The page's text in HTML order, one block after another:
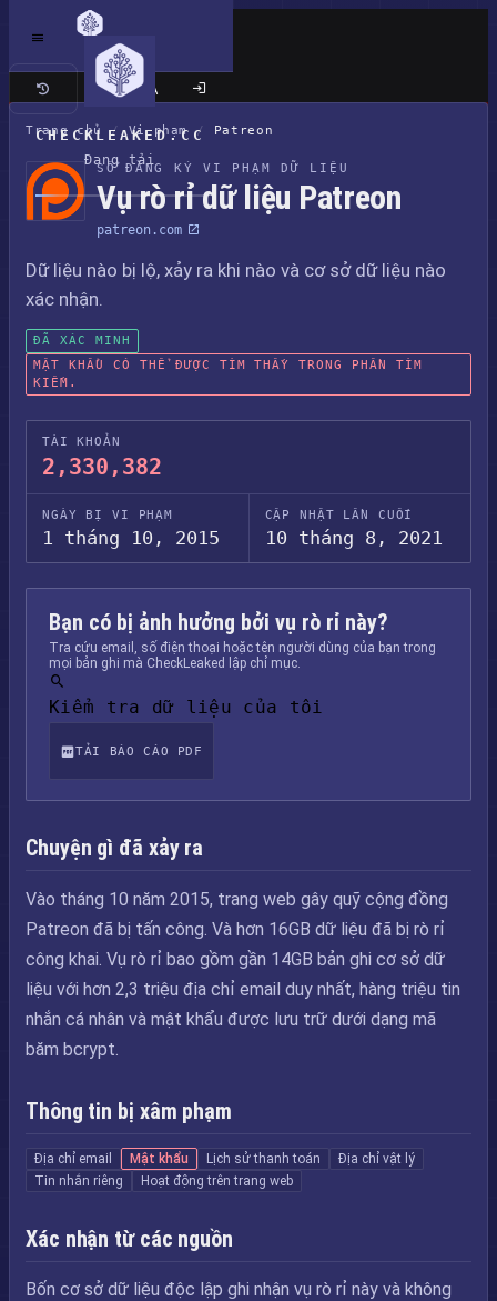
CHECKLEAKED.CC
Đang tải
Trang cổ điển
Trang chủ / Vi phạm / Patreon
SỔ ĐĂNG KÝ VI PHẠM DỮ LIỆU
Vụ rò rỉ dữ liệu Patreon
patreon.com
Dữ liệu nào bị lộ, xảy ra khi nào và cơ sở dữ liệu nào
xác nhận.
ĐÃ XÁC MINH
MẬT KHẨU CÓ THỂ ĐƯỢC TÌM THẤY TRONG PHẦN TÌM
KIẾM.
TÀI KHOẢN
2,330,382
NGÀY BỊ VI PHẠM
1 tháng 10, 2015
CẬP NHẬT LẦN CUỐI
10 tháng 8, 2021
Bạn có bị ảnh hưởng bởi vụ rò rỉ này?
Tra cứu email, số điện thoại hoặc tên người dùng của bạn trong
mọi bản ghi mà CheckLeaked lập chỉ mục.
Kiểm tra dữ liệu của tôi
TẢI BÁO CÁO PDF
Chuyện gì đã xảy ra
Vào tháng 10 năm 2015, trang web gây quỹ cộng đồng
Patreon đã bị tấn công. Và hơn 16GB dữ liệu đã bị rò rỉ
công khai. Vụ rò rỉ bao gồm gần 14GB bản ghi cơ sở dữ
liệu với hơn 2,3 triệu địa chỉ email duy nhất, hàng triệu tin
nhắn cá nhân và mật khẩu được lưu trữ dưới dạng mã
băm bcrypt.
Thông tin bị xâm phạm
Địa chỉ email Mật khẩu Lịch sử thanh toán
Địa chỉ vật lý
Tin nhắn riêng
Hoạt động trên trang web
Xác nhận từ các nguồn
Bốn cơ sở dữ liệu độc lập ghi nhận vụ rò rỉ này và không